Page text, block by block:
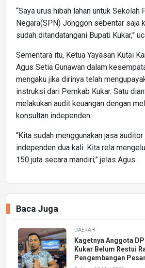
“Saya urus hibah lahan untuk Sekolah
Negara(SPN) Jonggon sebentar saja
sudah ditandatangani Bupati Kukar,”
Sementara itu, Ketua Yayasan Kutai
Agus Setia Gunawan dalam
mengaku jika dirinya telah
instruksi dari Pemkab Kukar. Satu
melakukan audit keuangan dengan
konsultan independen.
“Kita sudah menggunakan jasa
independen dua kali. Kita rela
150 juta secara mandiri,” jelas Agus.
Baca Juga
DAERAH
Kagetnya Anggota
Kukar Belum Restui
Pengembangan